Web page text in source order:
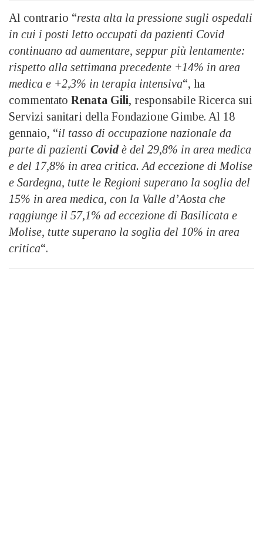
Al contrario “resta alta la pressione sugli ospedali
in cui i posti letto occupati da pazienti Covid
continuano ad aumentare, seppur più lentamente:
rispetto alla settimana precedente +14% in area
medica e +2,3% in terapia intensiva“, ha
commentato Renata Gili, responsabile Ricerca sui
Servizi sanitari della Fondazione Gimbe. Al 18
gennaio, “il tasso di occupazione nazionale da
parte di pazienti Covidè del 29,8% in area medica
e del 17,8% in area critica. Ad eccezione di Molise
e Sardegna, tutte le Regioni superano la soglia del
15% in area medica, con la Valle d’Aosta che
raggiunge il 57,1% ad eccezione di Basilicata e
Molise, tutte superano la soglia del 10% in area
critica“.